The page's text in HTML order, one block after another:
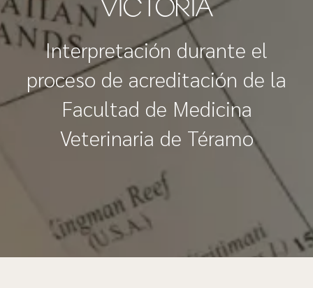
VICTORIA
Interpretación durante el
proceso de acreditación de la
Facultad de Medicina
Veterinaria de Téramo